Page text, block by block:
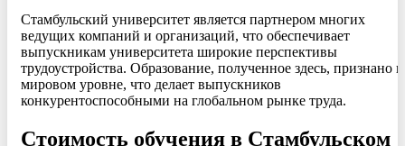
Стамбульский университет является партнером многих
ведущих компаний и организаций, что обеспечивает
выпускникам университета широкие перспективы
трудоустройства. Образование, полученное здесь, признано
мировом уровне, что делает выпускников
конкурентоспособными на глобальном рынке труда.
Стоимость обучения в Стамбульском